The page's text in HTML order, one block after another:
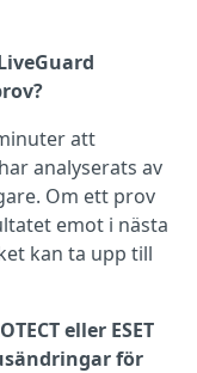
att
analyserats av
Om ett prov
emot i nästa
kan ta upp till
eller ESET
för